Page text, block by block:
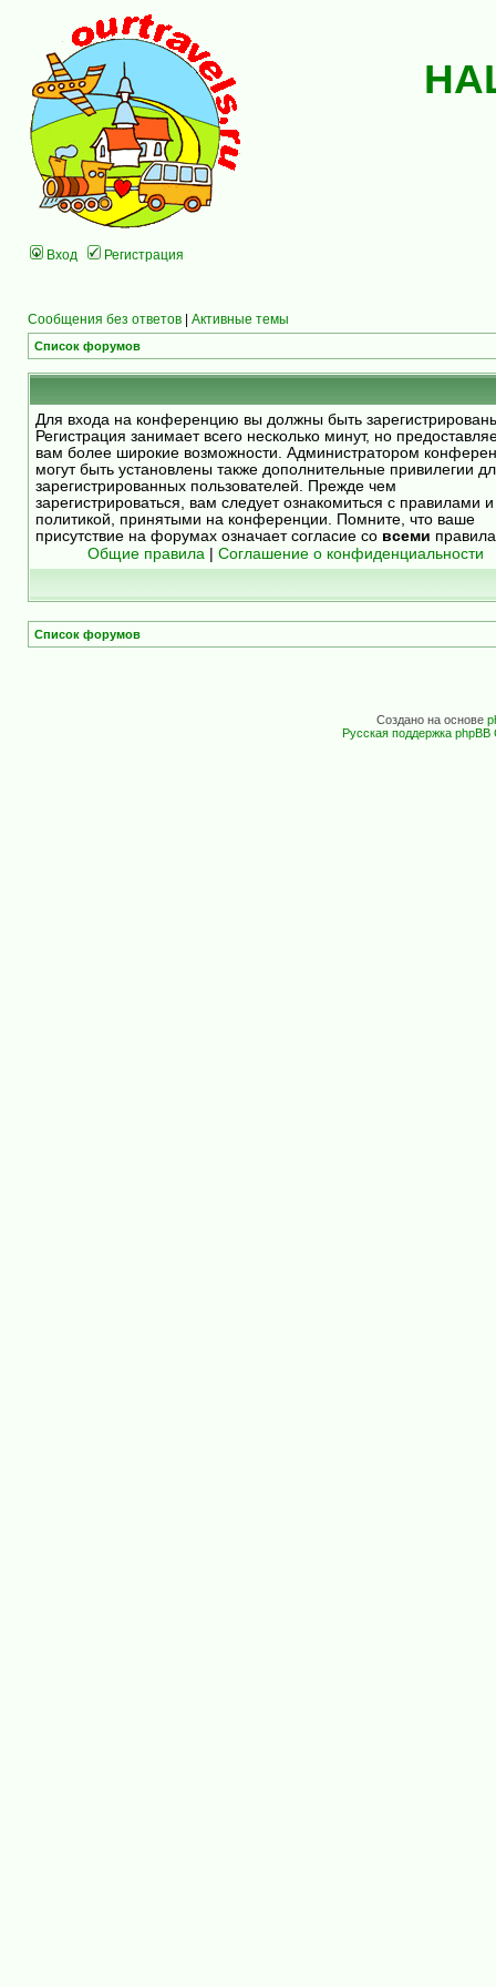
Вход Регистрация
Сообщения без ответов | Активные темы
Список форумов
Для входа на конференцию вы должны быть
Регистрация занимает всего несколько минут, но
вам более широкие возможности. Администратором
могут быть установлены также дополнительные привилегии
зарегистрированных пользователей. Прежде чем
зарегистрироваться, вам следует ознакомиться с правилами и
политикой, принятыми на конференции. Помните, что ваше
присутствие на форумах означает согласие со всеми
Общие правила
Соглашение о конфиденциальности
Список форумов
Создано на основе
Русская поддержка phpBB